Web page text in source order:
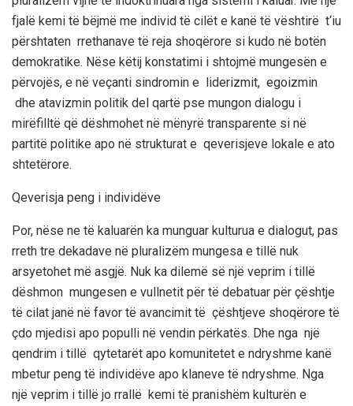
fjalë kemi të bëjmë me individ të cilët e kanë të vështirë t‘iu
përshtaten rrethanave të reja shoqërore si kudo në botën
demokratike. Nëse këtij konstatimi i shtojmë mungesën e
përvojës, e në veçanti sindromin e liderizmit, egoizmin
dhe atavizmin politik del qartë pse mungon dialogu i
mirëfilltë që dëshmohet në mënyrë transparente si në
partitë politike apo në strukturat e qeverisjeve lokale e ato
shtetërore.
Qeverisja peng i individëve
Por, nëse ne të kaluarën ka munguar kulturua e dialogut, pas
rreth tre dekadave në pluralizëm mungesa e tillë nuk
arsyetohet më asgjë. Nuk ka dilemë së një veprim i tillë
dëshmon mungesen e vullnetit për të debatuar për çështje
të cilat janë në favor të avancimit të çështjeve shoqërore të
çdo mjedisi apo populli në vendin përkatës. Dhe nga një
qendrim i tillë qytetarët apo komunitetet e ndryshme kanë
mbetur peng të individëve apo klaneve të ndryshme. Nga
një veprim i tillë jo rrallë kemi të pranishëm kulturën e